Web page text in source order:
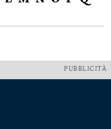
PUBBLICITÀ